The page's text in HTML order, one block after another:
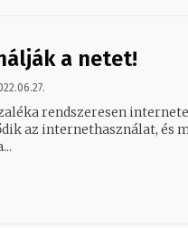
a netet!
rendszeresen
az internethasználat, és